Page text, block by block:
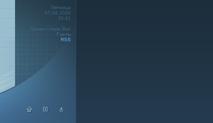
Пятница
07.08.2026
20:41
Приветствую Вас
Гость
RSS